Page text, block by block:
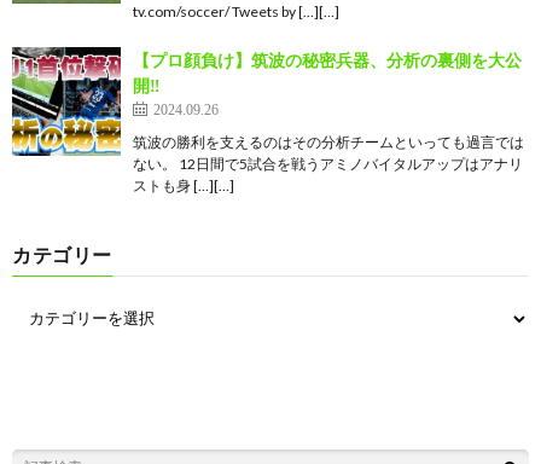
tv.com/soccer/ Tweets by […][…]
【プロ顔負け】筑波の秘密兵器、分析の裏側を大公
開‼️
2024.09.26
筑波の勝利を支えるのはその分析チームといっても過言では
ない。 12日間で5試合を戦うアミノバイタルアップはアナリ
ストも身 […][…]
カテゴリー